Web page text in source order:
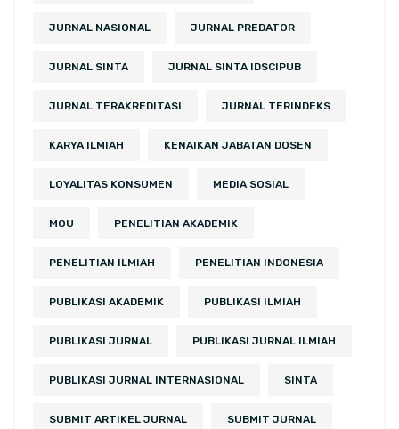
JURNAL NASIONAL JURNAL PREDATOR
JURNAL SINTA JURNAL SINTA IDSCIPUB
JURNAL TERAKREDITASI JURNAL TERINDEKS
KARYA ILMIAH KENAIKAN JABATAN DOSEN
LOYALITAS KONSUMEN MEDIA SOSIAL
MOU PENELITIAN AKADEMIK
PENELITIAN ILMIAH PENELITIAN INDONESIA
PUBLIKASI AKADEMIK PUBLIKASI ILMIAH
PUBLIKASI JURNAL PUBLIKASI JURNAL ILMIAH
PUBLIKASI JURNAL INTERNASIONAL SINTA
SUBMIT ARTIKEL JURNAL SUBMIT JURNAL